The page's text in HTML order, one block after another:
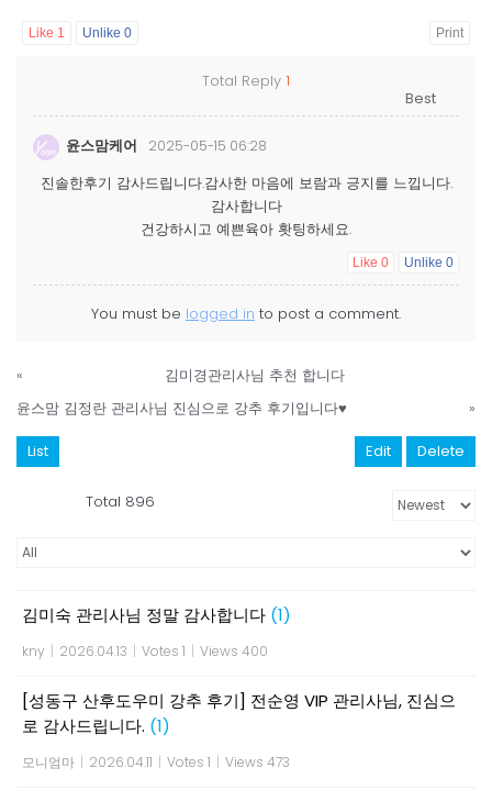
Like 1 Unlike 0 Print
Total Reply 1
윤스맘케어 2025-05-15 06:28
진솔한후기 감사드립니다.감사한 마음에 보람과 긍지를 느낍니다.
감사합니다
건강하시고 예쁜육아 홧팅하세요.
Like 0 Unlike 0
You must be logged in to post a comment.
«
김미경관리사님 추천 합니다
윤스맘 김정란 관리사님 진심으로 강추 후기입니다♥️
»
List Edit Delete
Total 896
김미숙 관리사님 정말 감사합니다 (1)
kny | 2026.04.13 | Votes 1 | Views 400
​[성동구 산후도우미 강추 후기] 전순영 VIP 관리사님, 진심으
로 감사드립니다. (1)
모니엄마 | 2026.04.11 | Votes 1 | Views 473